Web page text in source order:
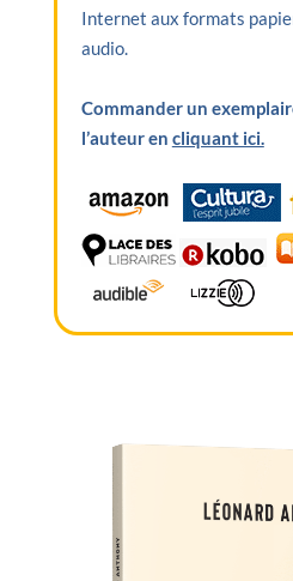
Internet aux formats
audio.
Commander un
l’auteur en cliquant ici.